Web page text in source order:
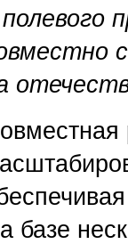
базе